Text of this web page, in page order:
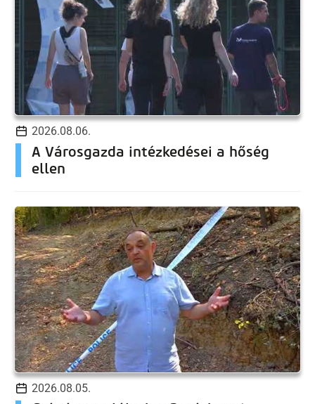
2026.08.06.
A Városgazda intézkedései a hőség
ellen
2026.08.05.